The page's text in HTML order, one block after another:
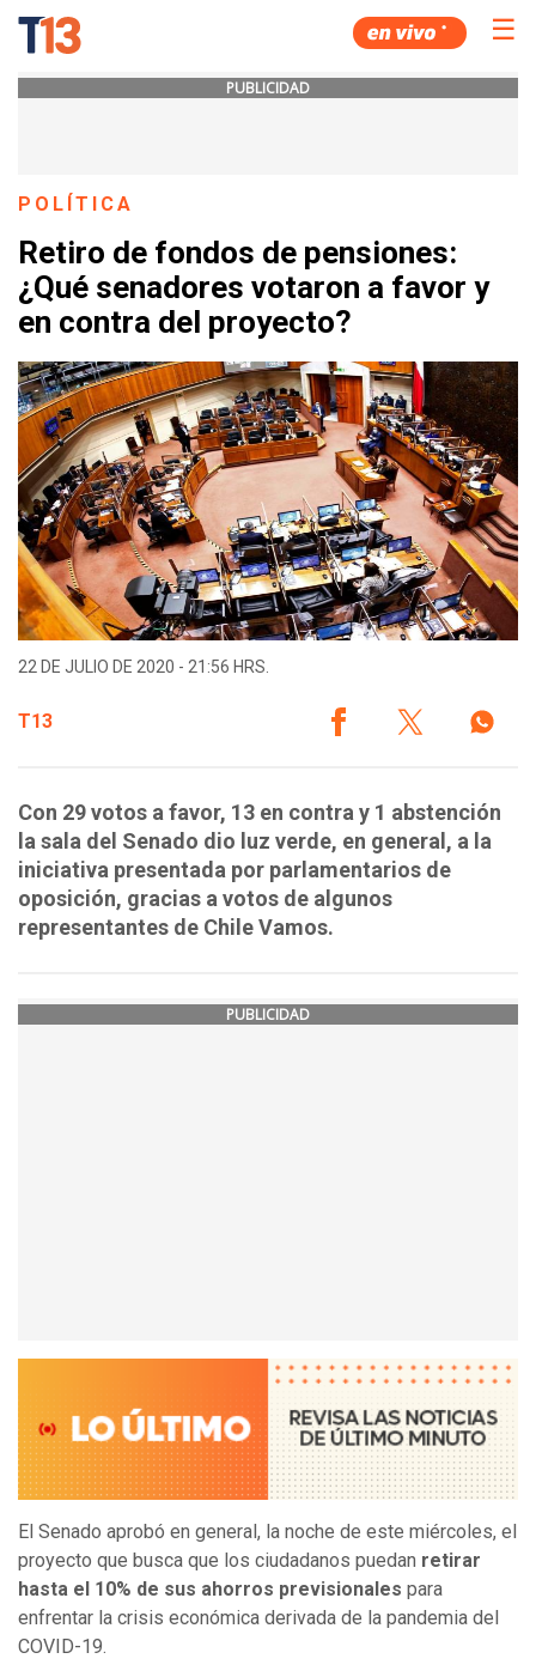
☰
PUBLICIDAD
POLÍTICA
Retiro de fondos de pensiones:
¿Qué senadores votaron a favor y
en contra del proyecto?
22 DE JULIO DE 2020 - 21:56 HRS.
T13
Con 29 votos a favor, 13 en contra y 1 abstención
la sala del Senado dio luz verde, en general, a la
iniciativa presentada por parlamentarios de
oposición, gracias a votos de algunos
representantes de Chile Vamos.
PUBLICIDAD
El Senado aprobó en general, la noche de este miércoles, el
proyecto que busca que los ciudadanos puedan retirar
hasta el 10% de sus ahorros previsionales para
enfrentar la crisis económica derivada de la pandemia del
COVID-19.